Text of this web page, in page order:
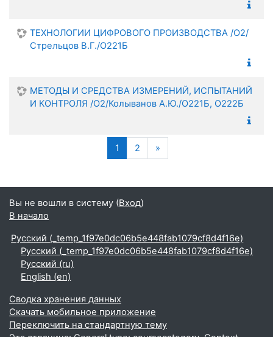
ТЕХНОЛОГИИ ЦИФРОВОГО ПРОИЗВОДСТВА /О2/
Стрельцов В.Г./О221Б
МЕТОДЫ И СРЕДСТВА ИЗМЕРЕНИЙ, ИСПЫТАНИЙ
И КОНТРОЛЯ /О2/Колыванов А.Ю./О221Б, О222Б
1 (текущая)
2 »Следующая страница
Вы не вошли в систему (Вход)
В начало
Русский ‎(_temp_1f97e0dc06b5e448fab1079cf8d4f16e)‎
Русский ‎(_temp_1f97e0dc06b5e448fab1079cf8d4f16e)‎
Русский ‎(ru)‎
English ‎(en)‎
Сводка хранения данных
Скачать мобильное приложение
Переключить на стандартную тему